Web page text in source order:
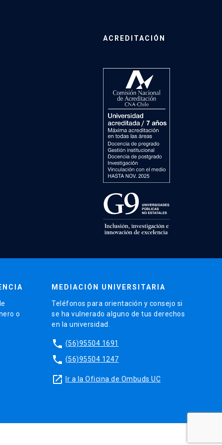
ACREDITACIÓN
o
MEDIACIÓN UNIVERSITARIA
Teléfonos para orientación y consejo si
se ha vulnerado alguno de tus derechos
en la universidad.
phone (56)95504 1691
phone (56)95504 1247
launch Ir a la Oficina de Ombuds UC